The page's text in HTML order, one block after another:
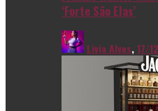
‘Forte São Elas’
Livia Alves,17/